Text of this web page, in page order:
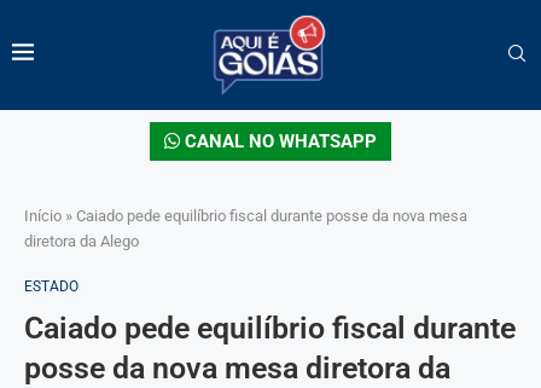
CANAL NO WHATSAPP
Início » Caiado pede equilíbrio fiscal durante posse da nova mesa
diretora da Alego
ESTADO
Caiado pede equilíbrio fiscal durante
posse da nova mesa diretora da